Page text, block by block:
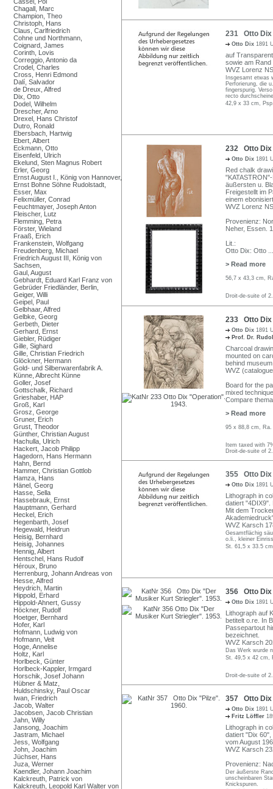
Chagall, Marc
Champion, Theo
Christoph, Hans
Claus, Carlfriedrich
Cohne und Northmann,
Coignard, James
Corinth, Lovis
Correggio, Antonio da
Crodel, Charles
Cross, Henri Edmond
Dalí, Salvador
de Dreux, Alfred
Dix, Otto
Dodel, Wilhelm
Drescher, Arno
Drexel, Hans Christof
Dutro, Ronald
Ebersbach, Hartwig
Ebert, Albert
Eckmann, Otto
Eisenfeld, Ulrich
Ekelund, Sten Magnus Robert
Erler, Georg
Ernst August I., König von Hannover,
Ernst Bohne Söhne Rudolstadt,
Esser, Max
Felixmüller, Conrad
Feuchtmayer, Joseph Anton
Fleischer, Lutz
Flemming, Petra
Förster, Wieland
Fraaß, Erich
Frankenstein, Wolfgang
Freudenberg, Michael
Friedrich August III, König von
Sachsen,
Gaul, August
Gebhardt, Eduard Karl Franz von
Gebrüder Friedländer, Berlin,
Geiger, Willi
Geipel, Paul
Gelbhaar, Alfred
Gelbke, Georg
Gerbeth, Dieter
Gerhard, Ernst
Giebler, Rüdiger
Gille, Sighard
Gille, Christian Friedrich
Glöckner, Hermann
Gold- und Silberwarenfabrik A.
Künne, Albrecht Künne
Goller, Josef
Gottschalk, Richard
Grieshaber, HAP
Groß, Karl
Grosz, George
Gruner, Erich
Grust, Theodor
Günther, Christian August
Hachulla, Ulrich
Hackert, Jacob Philipp
Hagedorn, Hans Hermann
Hahn, Bernd
Hammer, Christian Gottlob
Hamza, Hans
Hänel, Georg
Hasse, Sella
Hassebrauk, Ernst
Hauptmann, Gerhard
Heckel, Erich
Hegenbarth, Josef
Hegewald, Heidrun
Heisig, Bernhard
Heisig, Johannes
Hennig, Albert
Hentschel, Hans Rudolf
Héroux, Bruno
Herrenburg, Johann Andreas von
Hesse, Alfred
Heydrich, Martin
Hippold, Erhard
Hippold-Ahnert, Gussy
Höckner, Rudolf
Hoetger, Bernhard
Hofer, Karl
Hofmann, Ludwig von
Hofmann, Veit
Hoge, Annelise
Holtz, Karl
Horlbeck, Günter
Horlbeck-Kappler, Irmgard
Horschik, Josef Johann
Hübner & Matz,
Huldschinsky, Paul Oscar
Iwan, Friedrich
Jacob, Walter
Jacobsen, Jacob Christian
Jahn, Willy
Jansong, Joachim
Jastram, Michael
Jess, Wolfgang
John, Joachim
Jüchser, Hans
Juza, Werner
Kaendler, Johann Joachim
Kalckreuth, Patrick von
Kalckreuth, Leopold Karl Walter von
231 Otto Dix
Otto Dix 1891
auf
sowie am
WVZ Lorenz
Insgesamt etwas
Perforierung, die
fingerspurig.
recto
42,9 x 33 cm,
232 Otto Dix
Otto Dix 1891
Red chalk
äußersten u.
Freigestellt im
einem
WVZ Lorenz
Provenienz:
Neher, Essen.
Lit.:
Otto Dix: Otto
> Read more
56,7 x 43,3 cm,
Droit-de-suite of
233 Otto Dix
Otto Dix 1891
Prof. Dr.
Charcoal
mounted on
behind
WVZ
Board for the
mixed
Compare
> Read more
95 x 88,8 cm,
Item taxed with
Droit-de-suite of
355 Otto Dix
Otto Dix 1891
Lithograph in
datiert
Mit dem
WVZ Karsch
Gesamtflächig
o.li., kleiner
St. 61,5 x 33.5
356 Otto Dix
Otto Dix 1891
Lithograph auf
betitelt o.re. In
Passepartout
bezeichnet.
WVZ Karsch
Das Werk wurde
St. 49,5 x 42 cm,
Droit-de-suite of
357 Otto Dix
Otto Dix 1891
Fritz Löffler
Lithograph in
datiert "Dix 60",
vom August
WVZ Karsch
Provenienz:
Der äußerste
unscheinbaren
Knickspuren.